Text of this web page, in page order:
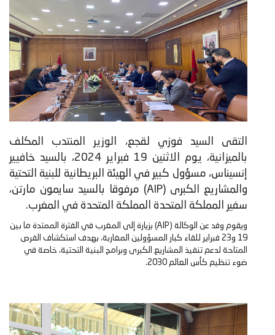
التقى السيد فوزي لقجع، الوزير المنتدب المكلف
بالميزانية، يوم الاثنين 19 فبراير 2024، بالسيد خافيير
إنسيناس، مسؤول كبير في الهيئة البريطانية للبنية التحتية
والمشاريع الكبرى (AIP) مرفوقا بالسيد سايمون مارتن،
سفير المملكة المتحدة المملكة المتحدة في المغرب.
ويقوم وفد عن الوكالة (AIP) بزيارة إلى المغرب في الفترة الممتدة ما بين
19 و23 فبراير للقاء كبار المسؤولين المغاربة، بهدف استكشاف الفرص
المتاحة لدعم تنفيذ المشاريع الكبرى وبرامج البنية التحتية، خاصة في
ضوء تنظيم كأس العالم 2030.